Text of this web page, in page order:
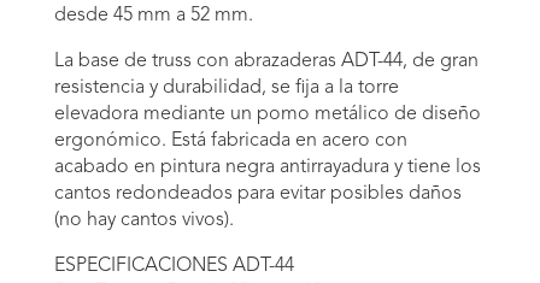
desde 45 mm a 52 mm.
La base de truss con abrazaderas ADT-44, de gran
resistencia y durabilidad, se fija a la torre
elevadora mediante un pomo metálico de diseño
ergonómico. Está fabricada en acero con
acabado en pintura negra antirrayadura y tiene los
cantos redondeados para evitar posibles daños
(no hay cantos vivos).
ESPECIFICACIONES ADT-44